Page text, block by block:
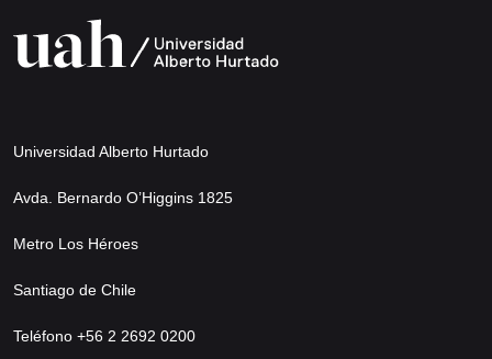
Universidad Alberto Hurtado
Avda. Bernardo O’Higgins 1825
Metro Los Héroes
Santiago de Chile
Teléfono +56 2 2692 0200